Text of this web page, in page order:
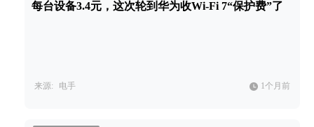
每台设备3.4元，这次轮到华为收Wi-Fi 7“保护费”了
来源: 电手 1个月前